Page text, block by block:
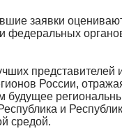
заявки
федеральных
представителей
России,
и
средой.